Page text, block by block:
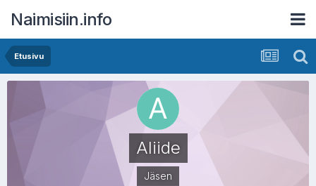
Naimisiin.info
Etusivu
Aliide
Jäsen